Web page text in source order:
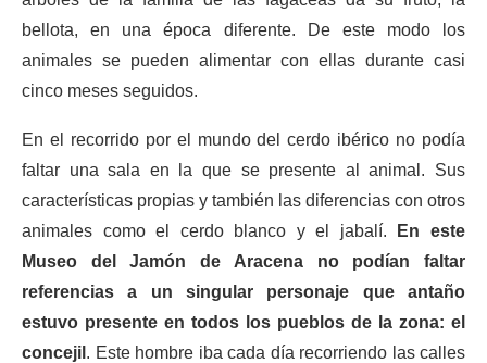
bellota, en una época diferente. De este modo los
animales se pueden alimentar con ellas durante casi
cinco meses seguidos.
En el recorrido por el mundo del cerdo ibérico no podía
faltar una sala en la que se presente al animal. Sus
características propias y también las diferencias con otros
animales como el cerdo blanco y el jabalí.
En este
Museo del Jamón de Aracena no podían faltar
referencias a un singular personaje que antaño
estuvo presente en todos los pueblos de la zona: el
concejil . Este hombre iba cada día recorriendo las calles